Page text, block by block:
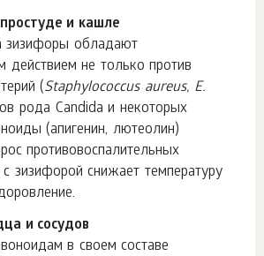
и кашле
зизифоры обладают
действием не только против
(Staphylococcus aureus, E.
рода Candida и некоторых
(апигенин, лютеолин)
противовоспалительных
зизифорой снижает температуру
и сосудов
в своем составе